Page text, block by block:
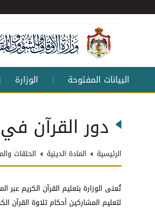
البيانات المفتوحة | الوزارة |
دور القرآن
الرئيسية المادة الدينية الحلقات
تُعنى الوزارة بتعليم القرآن الكريم
لتعليم المشاركين أحكام تلاوة